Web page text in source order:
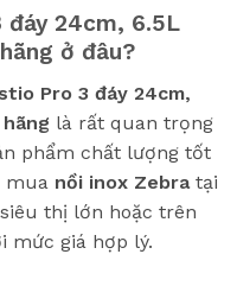
đáy 24cm, 6.5L
ở đâu?
Pro 3 đáy 24cm,
là rất quan trọng
phẩm chất lượng tốt
mua nồi inox Zebratại
thị lớn hoặc trên
mức giá hợp lý.